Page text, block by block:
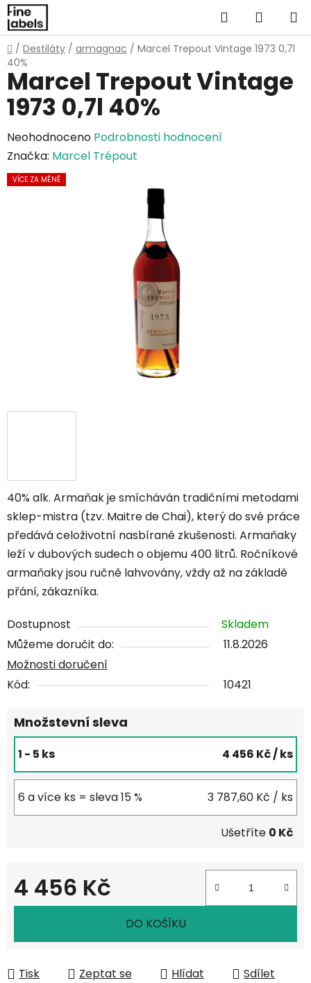
Přejít
na
obsah
Hledat
KOŠÍK
Domů
/ Destiláty / armagnac / Marcel Trepout Vintage 1973 0,7l
40%
40% alk. Armaňak je smícháván tradičními metodami
sklep-mistra (tzv. Maitre de Chai), který do své práce
předává celoživotní nasbírané zkušenosti. Armaňaky
leží v dubových sudech o objemu 400 litrů. Ročníkové
armaňaky jsou ručně lahvovány, vždy až na základě
přání, zákazníka.
Dostupnost
Skladem
Můžeme doručit do:
11.8.2026
Možnosti doručení
Kód:
10421
Množstevní sleva
1 - 5 ks 4 456 Kč/ ks
6 a více ks = sleva 15 % 3 787,60 Kč / ks
Ušetříte 0 Kč
4 456 Kč
Měrná cena:
DO KOŠÍKU
Tisk Zeptat se Hlídat Sdílet
Marcel Trepout Vintage
1973 0,7l 40%
Průměrné
hodnocení
produktu
Neohodnoceno Podrobnosti hodnocení
Značka: Marcel Trépout
VÍCE ZA MÉNĚ